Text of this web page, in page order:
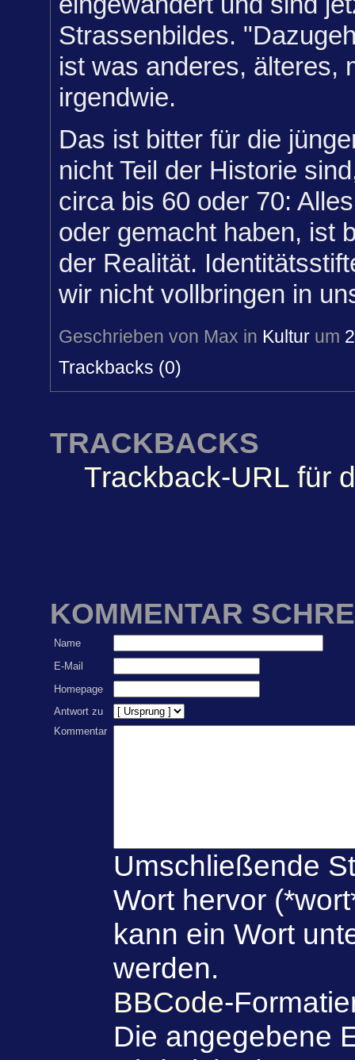
Strassenbildes.
ist was anderes, älteres,
irgendwie.
Das ist bitter für die
nicht Teil der Historie
circa bis 60 oder 70:
oder gemacht haben, ist
der Realität.
wir nicht vollbringen in
Geschrieben von Max in Kultur um
Trackbacks (0)
TRACKBACKS
Trackback-URL für
KOMMENTAR
Name
E-Mail
Homepage
Antwort zu
Kommentar
Umschließende
Wort hervor
kann ein Wort
werden.
BBCode-
Die angegebene